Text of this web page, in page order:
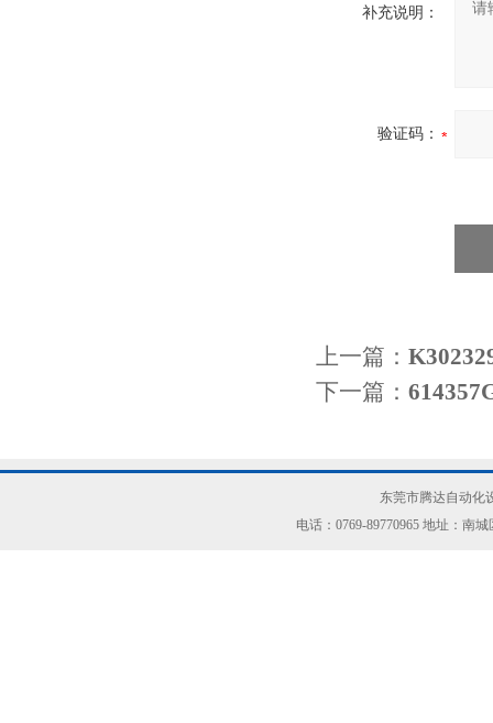
补充说明：
验证码：
上一篇：
下一篇：
东莞市腾达自动化
电话：0769-89770965 地址：南